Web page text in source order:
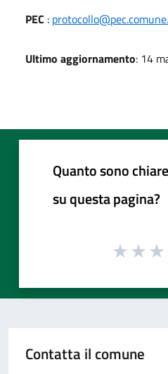
PEC :
Ultimo aggiornamento: 14
Quanto sono
su questa pagina?
Contatta il comune